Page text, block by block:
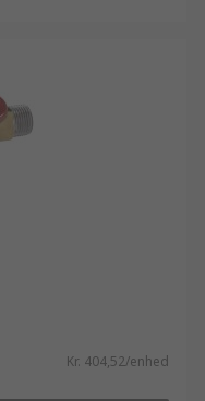
Kr. 404,52/enhed